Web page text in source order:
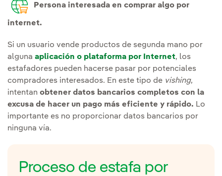
Persona interesada en comprar algo por
internet.
Si un usuario vende productos de segunda mano por
alguna aplicación o plataforma por Internet, los
estafadores pueden hacerse pasar por potenciales
compradores interesados. En este tipo de vishing,
intentan obtener datos bancarios completos con la
excusa de hacer un pago más eficiente y rápido. Lo
importante es no proporcionar datos bancarios por
ninguna vía.
Proceso de estafa por